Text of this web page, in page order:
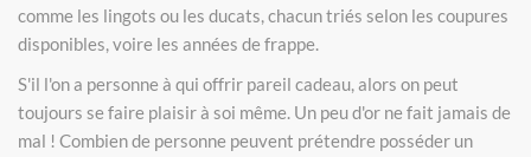
comme les lingots ou les ducats, chacun triés selon les coupures
disponibles, voire les années de frappe.
S'il l'on a personne à qui offrir pareil cadeau, alors on peut
toujours se faire plaisir à soi même. Un peu d'or ne fait jamais de
mal ! Combien de personne peuvent prétendre posséder un